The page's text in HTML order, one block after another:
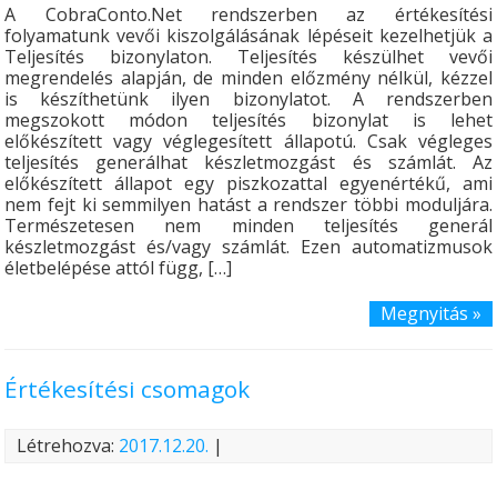
A CobraConto.Net rendszerben az értékesítési
folyamatunk vevői kiszolgálásának lépéseit kezelhetjük a
Teljesítés bizonylaton. Teljesítés készülhet vevői
megrendelés alapján, de minden előzmény nélkül, kézzel
is készíthetünk ilyen bizonylatot. A rendszerben
megszokott módon teljesítés bizonylat is lehet
előkészített vagy véglegesített állapotú. Csak végleges
teljesítés generálhat készletmozgást és számlát. Az
előkészített állapot egy piszkozattal egyenértékű, ami
nem fejt ki semmilyen hatást a rendszer többi moduljára.
Természetesen nem minden teljesítés generál
készletmozgást és/vagy számlát. Ezen automatizmusok
életbelépése attól függ, […]
Megnyitás »
Értékesítési csomagok
Létrehozva: 2017.12.20. |